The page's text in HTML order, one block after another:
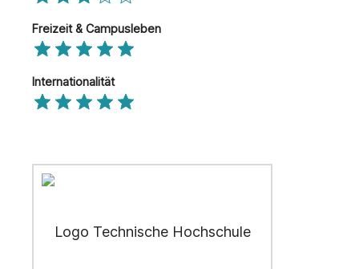
Freizeit & Campusleben
Internationalität